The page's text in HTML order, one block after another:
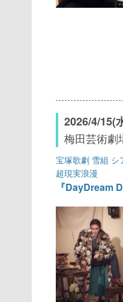
2026/4/15(
梅田芸術劇
宝塚歌劇 雪組 シ
超現実浪漫
『DayDream